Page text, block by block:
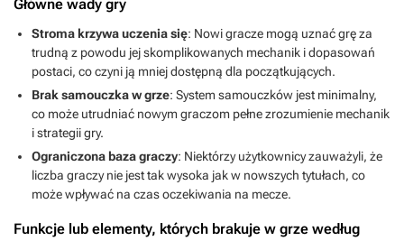
Główne wady gry
Stroma krzywa uczenia się: Nowi gracze mogą uznać grę za
trudną z powodu jej skomplikowanych mechanik i dopasowań
postaci, co czyni ją mniej dostępną dla początkujących.
Brak samouczka w grze: System samouczków jest minimalny,
co może utrudniać nowym graczom pełne zrozumienie mechanik
i strategii gry.
Ograniczona baza graczy: Niektórzy użytkownicy zauważyli, że
liczba graczy nie jest tak wysoka jak w nowszych tytułach, co
może wpływać na czas oczekiwania na mecze.
Funkcje lub elementy, których brakuje w grze według